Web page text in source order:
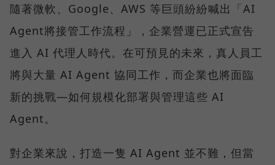
隨著微軟、Google、AWS 等巨頭紛紛喊出「AI
Agent將接管工作流程」，企業營運已正式宣告
進入 AI 代理人時代。在可預見的未來，真人員工
將與大量 AI Agent 協同工作，而企業也將面臨
新的挑戰—如何規模化部署與管理這些 AI
Agent。
對企業來說，打造一隻 AI Agent 並不難，但當